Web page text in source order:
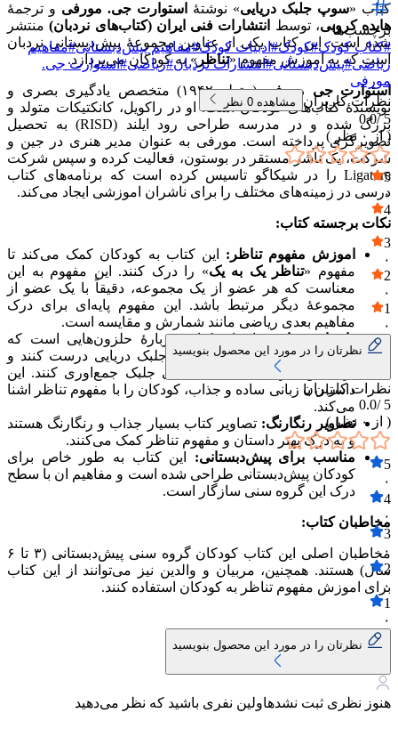
کتاب «سوپ جلبک دریایی» نوشتهٔ استوارت جی. مورفی و ترجمهٔ
هایده کروبی، توسط انتشارات فنی ایران (کتاب‌های نردبان)منتشر
شده است. این کتاب یکی از عناوین مجموعهٔ پیش‌دبستانی نردبان
است که به اموزش مفهوم «تناظر » به کودکان می‌پردازد.
استوارت جی مورفی
(متولد ۱۹۴۲) متخصص یادگیری بصری و
نویسندهٔ کتاب‌های کودکان است. او در راکویل، کانکتیکات متولد و
بزرگ شده و در مدرسه طراحی رود ایلند (RISD) به تحصیل
تصویرگری پرداخته است. مورفی به عنوان مدیر هنری در جین و
شرکت، یک ناشر مستقر در بوستون، فعالیت کرده و سپس شرکت
Ligature را در شیکاگو تاسیس کرده است که برنامه‌های کتاب
درسی در زمینه‌های مختلف را برای ناشران اموزشی ایجاد می‌کند.
نکات برجسته کتاب:
اموزش مفهوم تناظر: این کتاب به کودکان کمک می‌کند تا
مفهوم «تناظر یک به یک» را درک کنند. این مفهوم به این
معناست که هر عضو از یک مجموعه، دقیقاً با یک عضو از
مجموعهٔ دیگر مرتبط باشد. این مفهوم پایه‌ای برای درک
مفاهیم بعدی ریاضی مانند شمارش و مقایسه است.
داستان جذاب:داستان کتاب دربارهٔ حلزون‌هایی است که
می‌خواهند برای خودشان سوپ جلبک دریایی درست کنند و
برای این کار، باید به تعداد کافی جلبک جمع‌اوری کنند. این
داستان با زبانی ساده و جذاب، کودکان را با مفهوم تناظر اشنا
می‌کند.
تصاویر رنگارنگ:تصاویر کتاب بسیار جذاب و رنگارنگ هستند
و به درک بهتر داستان و مفهوم تناظر کمک می‌کنند.
مناسب برای پیش‌دبستانی:
این کتاب به طور خاص برای
کودکان پیش‌دبستانی طراحی شده است و مفاهیم ان با سطح
درک این گروه سنی سازگار است.
مخاطبان کتاب:
مخاطبان اصلی این کتاب کودکان گروه سنی پیش‌دبستانی (۳ تا ۶
سال) هستند. همچنین، مربیان و والدین نیز می‌توانند از این کتاب
برای اموزش مفهوم تناظر به کودکان استفاده کنند.
برچسب‌ها
#کتاب کودک#کودک#ادبیات کودک#مفاهیم پیش‌دبستانی#مفاهیم
ریاضی#پیش‌دبستانی#انتشارات نردبان#ریاضی#استوارت جی.
مورفی
نظرات کاربران
مشاهده 0 نظر
5 /
0.0
( از ۰ نظر )
5
۰
4
۰
3
۰
2
۰
1
۰
نظرتان را در مورد این محصول بنویسید
نظرات کاربران
5 /
0.0
( از ۰ نظر )
5
۰
4
۰
3
۰
2
۰
1
۰
نظرتان را در مورد این محصول بنویسید
هنوز نظری ثبت نشدهاولین نفری باشید که نظر می‌دهید